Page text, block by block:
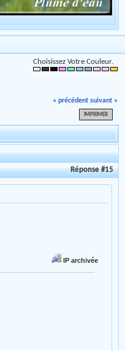
Choisissez Votre Couleur.
« précédent suivant »
IMPRIMER
Réponse #15
IP archivée